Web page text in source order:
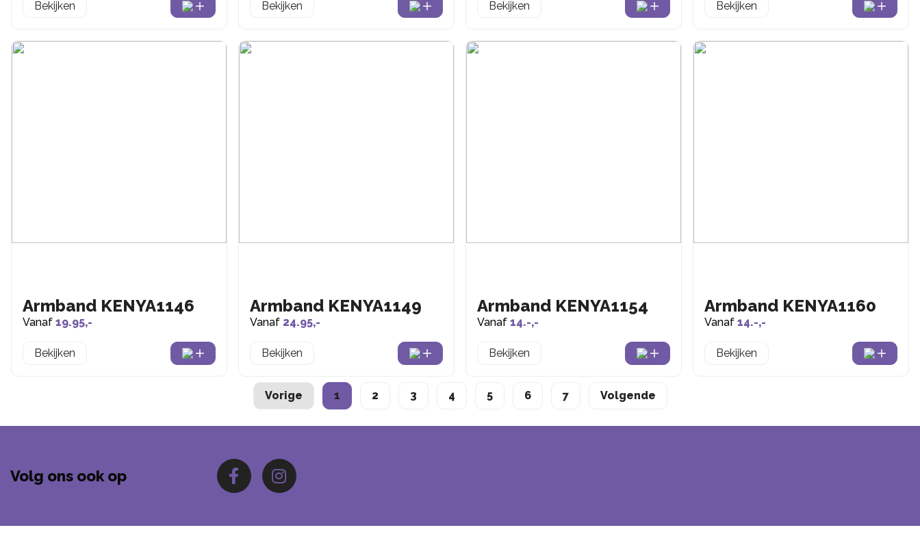
Bekijken Bekijken Bekijken Bekijken
Armband KENYA1146
Vanaf 19.95,-
Bekijken
Armband KENYA1149
Vanaf 24.95,-
Bekijken
Armband KENYA1154
Vanaf 14.-,-
Bekijken
Armband KENYA1160
Vanaf 14.-,-
Bekijken
Vorige 1 2 3 4 5 6 7 Volgende
Volg ons ook op